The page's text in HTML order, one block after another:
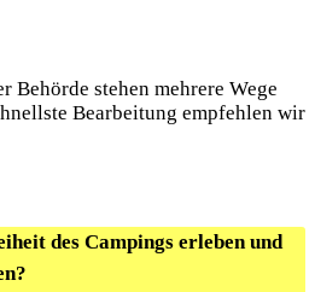
Behörde stehen ⁢mehrere Wege
Bearbeitung empfehlen wir
des Campings erleben und